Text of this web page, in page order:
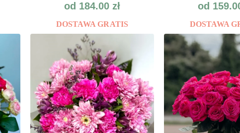
od 184.00 zł
DOSTAWA GRATIS
od
DOSTAWA